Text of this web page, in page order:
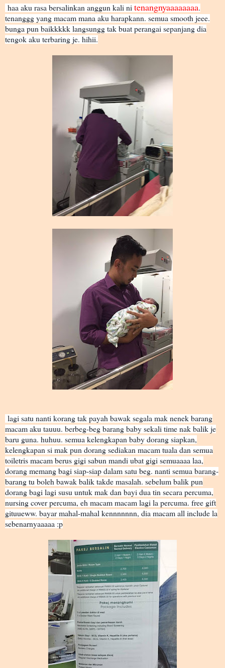
haa aku rasa bersalinkan anggun kali nitenangnyaaaaaaaa.
tenanggg yang macam mana aku harapkann. semua smooth jeee.
bunga pun baikkkkk langsungg tak buat perangai sepanjang dia
tengok aku terbaring je. hihii.
lagi satu nanti korang tak payah bawak segala mak nenek barang
macam aku tauuu. berbeg-beg barang baby sekali time nak balik je
baru guna. huhuu. semua kelengkapan baby dorang siapkan,
kelengkapan si mak pun dorang sediakan macam tuala dan semua
toiletris macam berus gigi sabun mandi ubat gigi semuaaaa laa,
dorang memang bagi siap-siap dalam satu beg. nanti semua barang-
barang tu boleh bawak balik takde masalah. sebelum balik pun
dorang bagi lagi susu untuk mak dan bayi dua tin secara percuma,
nursing cover percuma, eh macam macam lagi la percuma. free gift
gituueww. bayar mahal-mahal kennnnnnn, dia macam all include la
sebenarnyaaaaa :p